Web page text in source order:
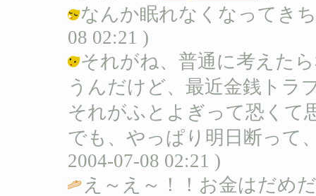
なんか眠れなくなってき
08 02:21 )
それがね、普通に考えた
うんだけど、最近金銭トラ
それがふとよぎって恐くて
でも、やっぱり明日断って
2004-07-08 02:21 )
え～え～！！お金はだめ